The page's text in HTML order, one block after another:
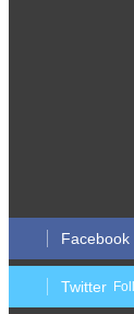
Facebook
Twitter